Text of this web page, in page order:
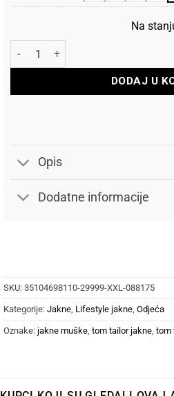
Na
Tom Tailor Jakna Field Jacket
DODAJ U
Opis
Dodatne informacije
SKU: 35104698110-29999-XXL-088175
Kategorije: Jakne Lifestyle jakne Odjeća
Oznake: jakne muške tom tailor jakne tom